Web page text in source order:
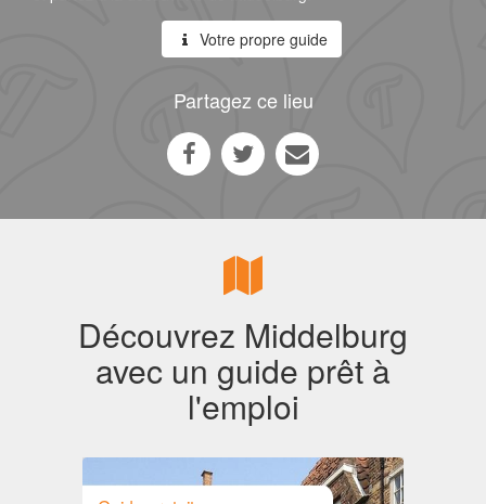
Votre propre guide
Partagez ce lieu
Découvrez Middelburg
avec un guide prêt à
l'emploi